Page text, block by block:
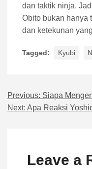
dan taktik ninja.
Obito bukan hanya
dan ketekunan
Tagged: Kyubi
Navigasi
Previous: Siapa
Next: Apa Reaksi Yoshida
Leave a